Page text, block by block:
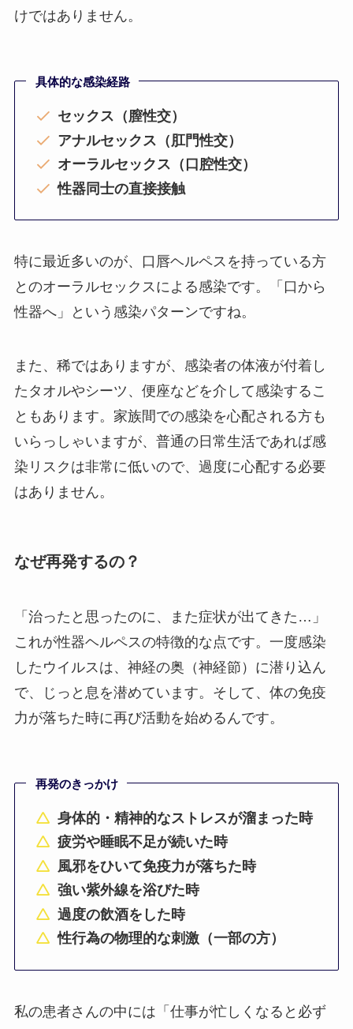
けではありません。
具体的な感染経路
セックス（膣性交）
アナルセックス（肛門性交）
オーラルセックス（口腔性交）
性器同士の直接接触
特に最近多いのが、口唇ヘルペスを持っている方
とのオーラルセックスによる感染です。「口から
性器へ」という感染パターンですね。
また、稀ではありますが、感染者の体液が付着し
たタオルやシーツ、便座などを介して感染するこ
ともあります。家族間での感染を心配される方も
いらっしゃいますが、普通の日常生活であれば感
染リスクは非常に低いので、過度に心配する必要
はありません。
なぜ再発するの？
「治ったと思ったのに、また症状が出てきた…」
これが性器ヘルペスの特徴的な点です。一度感染
したウイルスは、神経の奥（神経節）に潜り込ん
で、じっと息を潜めています。そして、体の免疫
力が落ちた時に再び活動を始めるんです。
再発のきっかけ
身体的・精神的なストレスが溜まった時
疲労や睡眠不足が続いた時
風邪をひいて免疫力が落ちた時
強い紫外線を浴びた時
過度の飲酒をした時
性行為の物理的な刺激（一部の方）
私の患者さんの中には「仕事が忙しくなると必ず